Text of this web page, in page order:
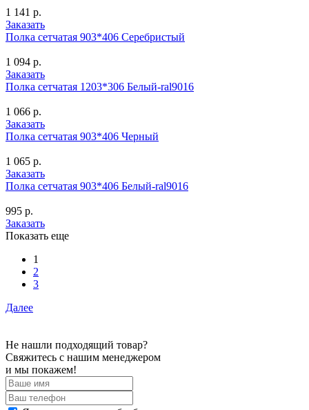
1 141 р.
Заказать
Полка сетчатая 903*406 Серебристый
1 094 р.
Заказать
Полка сетчатая 1203*306 Белый-ral9016
1 066 р.
Заказать
Полка сетчатая 903*406 Черный
1 065 р.
Заказать
Полка сетчатая 903*406 Белый-ral9016
995 р.
Заказать
Показать еще
1
2
3
Далее
Не нашли подходящий товар?
Свяжитесь с нашим менеджером
и мы покажем!